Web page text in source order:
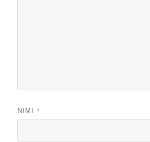
NIMI *